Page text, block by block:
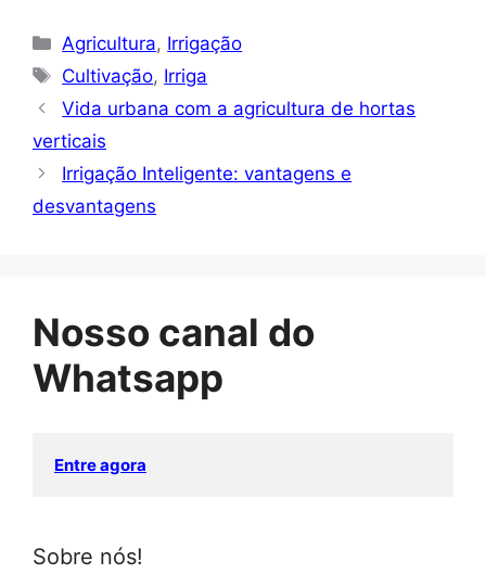
Categorias
Agricultura, Irrigação
Tags
Cultivação, Irriga
Vida urbana com a agricultura de hortas
verticais
Irrigação Inteligente: vantagens e
desvantagens
Nosso canal do
Whatsapp
Entre agora
Sobre nós!